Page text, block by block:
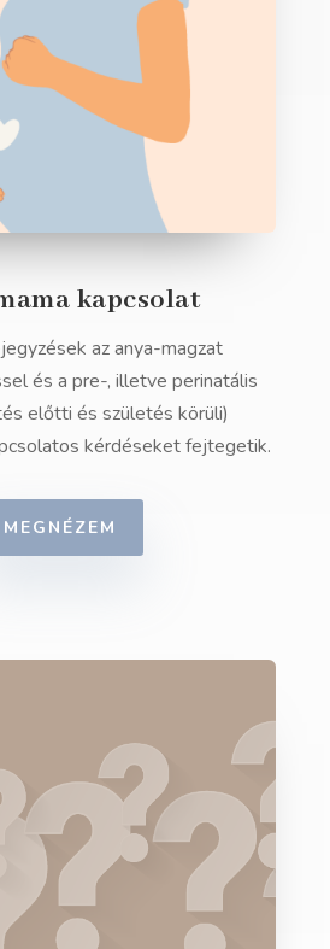
kapcsolat
az anya-magzat
és a pre-, illetve perinatális
előtti és születés körüli)
kérdéseket fejtegetik.
MEGNÉZEM